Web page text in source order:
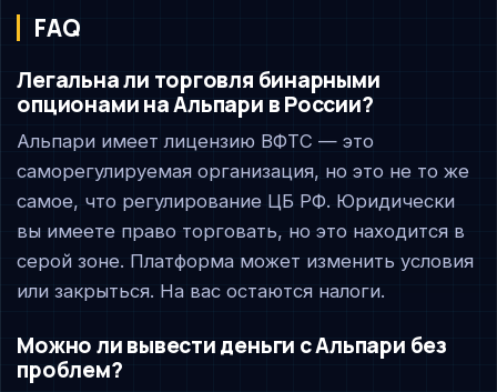
FAQ
Легальна ли торговля бинарными
опционами на Альпари в России?
Альпари имеет лицензию ВФТС — это
саморегулируемая организация, но это не то же
самое, что регулирование ЦБ РФ. Юридически
вы имеете право торговать, но это находится в
серой зоне. Платформа может изменить условия
или закрыться. На вас остаются налоги.
Можно ли вывести деньги с Альпари без
проблем?